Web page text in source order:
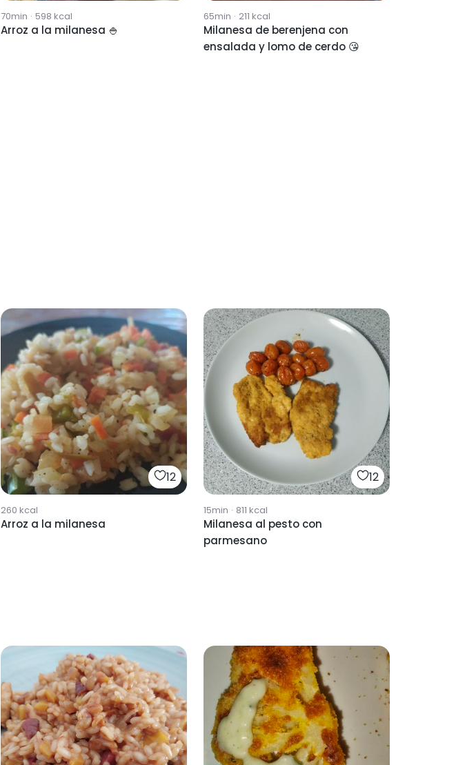
70min · 598 kcal
Arroz a la milanesa 🍚
65min · 211 kcal
Milanesa de berenjena con
ensalada y lomo de cerdo 😘
12
260 kcal
Arroz a la milanesa
12
15min · 811 kcal
Milanesa al pesto con
parmesano